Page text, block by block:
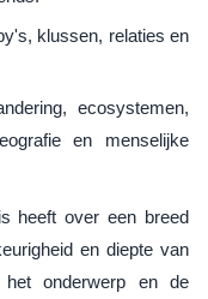
klussen, relaties en
ecosystemen,
en menselijke
heeft over een breed
en diepte van
onderwerp en de